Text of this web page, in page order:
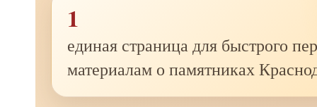
1
единая страница для быстрого
материалам о памятниках